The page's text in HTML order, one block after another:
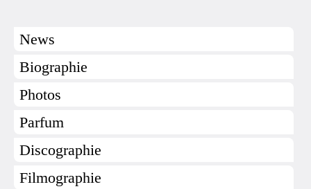
News
Biographie
Photos
Parfum
Discographie
Filmographie